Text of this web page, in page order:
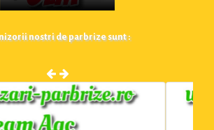
nostri de parbrize sunt :